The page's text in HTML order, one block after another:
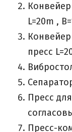
L=20m ,
пресс
Пресс
Пресс-